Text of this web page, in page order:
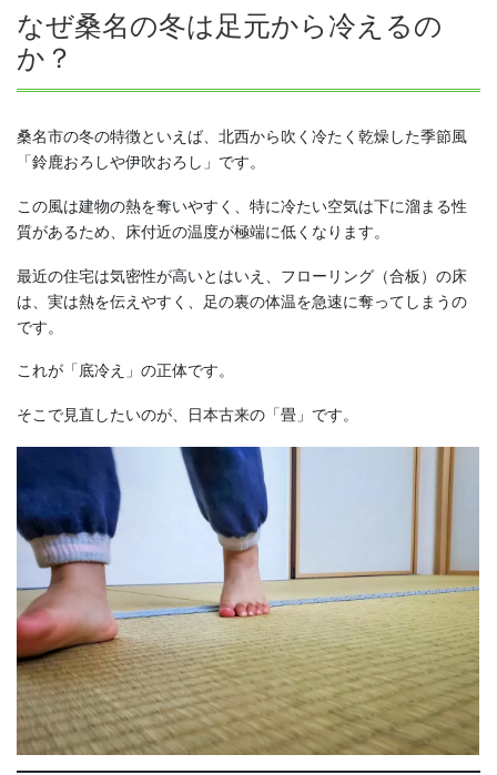
なぜ桑名の冬は足元から冷えるの
か？
桑名市の冬の特徴といえば、北西から吹く冷たく乾燥した季節風
「鈴鹿おろしや伊吹おろし」です。
この風は建物の熱を奪いやすく、特に冷たい空気は下に溜まる性
質があるため、床付近の温度が極端に低くなります。
最近の住宅は気密性が高いとはいえ、フローリング（合板）の床
は、実は熱を伝えやすく、足の裏の体温を急速に奪ってしまうの
です。
これが「底冷え」の正体です。
そこで見直したいのが、日本古来の「畳」です。